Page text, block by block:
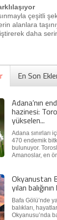
çeşitli
alanlara
daha
En Son
Adana’nın
hazinesi:
yükselen...
Adana sınırları
470 endemik
bulunuyor.
Amanoslar, en
Okyanustan
yılan
Bafa Gölü’nde
balıkları,
Okyanusu’nda